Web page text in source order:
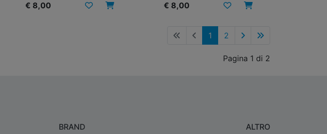
€ 8,00 € 8,00
1 2
Pagina 1 di 2
BRAND
ALTRO